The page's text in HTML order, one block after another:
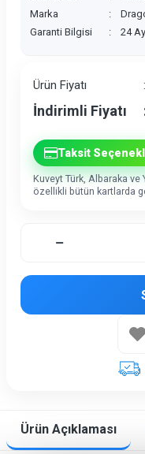
Marka
:
Garanti Bilgisi
: 24
Ürün Fiyatı :
İndirimli Fiyatı
Taksit
Kuveyt Türk, Albaraka ve
özellikli bütün kartlarda
Ürün Açıklaması